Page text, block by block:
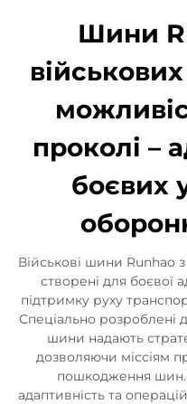
Шини
проколі –
боєвих
Військові шини Runhao
створені для боєвої
підтримку руху
Спеціально розроблені
шини надають
дозволяючи міссіям
пошкодження шин.
адаптивність та